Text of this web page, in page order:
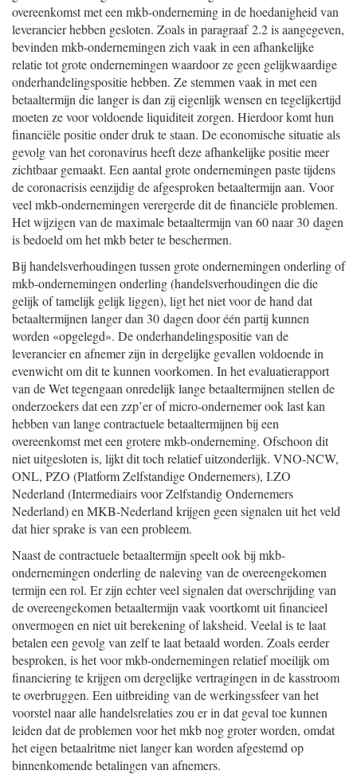
overeenkomst met een mkb-onderneming in de hoedanigheid van
leverancier hebben gesloten. Zoals in paragraaf 2.2 is aangegeven,
bevinden mkb-ondernemingen zich vaak in een afhankelijke
relatie tot grote ondernemingen waardoor ze geen gelijkwaardige
onderhandelingspositie hebben. Ze stemmen vaak in met een
betaaltermijn die langer is dan zij eigenlijk wensen en tegelijkertijd
moeten ze voor voldoende liquiditeit zorgen. Hierdoor komt hun
financiële positie onder druk te staan. De economische situatie als
gevolg van het coronavirus heeft deze afhankelijke positie meer
zichtbaar gemaakt. Een aantal grote ondernemingen paste tijdens
de coronacrisis eenzijdig de afgesproken betaaltermijn aan. Voor
veel mkb-ondernemingen verergerde dit de financiële problemen.
Het wijzigen van de maximale betaaltermijn van 60 naar 30 dagen
is bedoeld om het mkb beter te beschermen.
Bij handelsverhoudingen tussen grote ondernemingen onderling of
mkb-ondernemingen onderling (handelsverhoudingen die die
gelijk of tamelijk gelijk liggen), ligt het niet voor de hand dat
betaaltermijnen langer dan 30 dagen door één partij kunnen
worden «opgelegd». De onderhandelingspositie van de
leverancier en afnemer zijn in dergelijke gevallen voldoende in
evenwicht om dit te kunnen voorkomen. In het evaluatierapport
van de Wet tegengaan onredelijk lange betaaltermijnen stellen de
onderzoekers dat een zzp’er of micro-ondernemer ook last kan
hebben van lange contractuele betaaltermijnen bij een
overeenkomst met een grotere mkb-onderneming. Ofschoon dit
niet uitgesloten is, lijkt dit toch relatief uitzonderlijk. VNO-NCW,
ONL, PZO (Platform Zelfstandige Ondernemers), I.ZO
Nederland (Intermediairs voor Zelfstandig Ondernemers
Nederland) en MKB-Nederland krijgen geen signalen uit het veld
dat hier sprake is van een probleem.
Naast de contractuele betaaltermijn speelt ook bij mkb-
ondernemingen onderling de naleving van de overeengekomen
termijn een rol. Er zijn echter veel signalen dat overschrijding van
de overeengekomen betaaltermijn vaak voortkomt uit financieel
onvermogen en niet uit berekening of laksheid. Veelal is te laat
betalen een gevolg van zelf te laat betaald worden. Zoals eerder
besproken, is het voor mkb-ondernemingen relatief moeilijk om
financiering te krijgen om dergelijke vertragingen in de kasstroom
te overbruggen. Een uitbreiding van de werkingssfeer van het
voorstel naar alle handelsrelaties zou er in dat geval toe kunnen
leiden dat de problemen voor het mkb nog groter worden, omdat
het eigen betaalritme niet langer kan worden afgestemd op
binnenkomende betalingen van afnemers.